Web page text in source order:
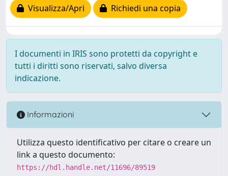
Visualizza/Apri
Richiedi una copia
I documenti in IRIS sono protetti da copyright e
tutti i diritti sono riservati, salvo diversa
indicazione.
Informazioni
Utilizza questo identificativo per citare o creare un
link a questo documento:
https://hdl.handle.net/11696/89519